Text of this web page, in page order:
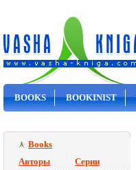
BOOKS BOOKINIST
Books
Авторы
Серии